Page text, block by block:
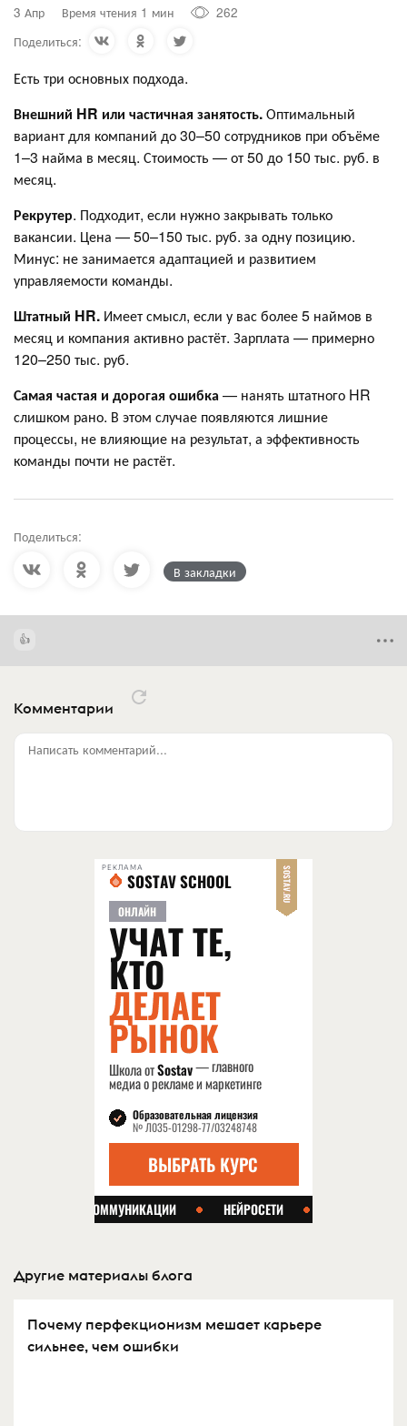
3 Апр Время чтения 1 мин
262
Поделиться:
Есть три основных подхода.
Внешний HR или частичная занятость.Оптимальный
вариант для компаний до 30–50 сотрудников при объёме
1–3 найма в месяц. Стоимость — от 50 до 150 тыс. руб. в
месяц.
Рекрутер. Подходит, если нужно закрывать только
вакансии. Цена — 50–150 тыс. руб. за одну позицию.
Минус: не занимается адаптацией и развитием
управляемости команды.
Штатный HR. Имеет смысл, если у вас более 5 наймов в
месяц и компания активно растёт. Зарплата — примерно
120–250 тыс. руб.
Самая частая и дорогая ошибка — нанять штатного HR
слишком рано. В этом случае появляются лишние
процессы, не влияющие на результат, а эффективность
команды почти не растёт.
Поделиться:
В закладки
Комментарии
Написать комментарий...
РЕКЛАМА
Другие материалы блога
Почему перфекционизм мешает карьере
сильнее, чем ошибки